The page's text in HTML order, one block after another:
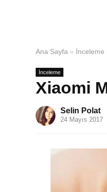
Ana Sayfa » İnceleme
İnceleme
Xiaomi
Selin Polat
24 Mayıs 2017